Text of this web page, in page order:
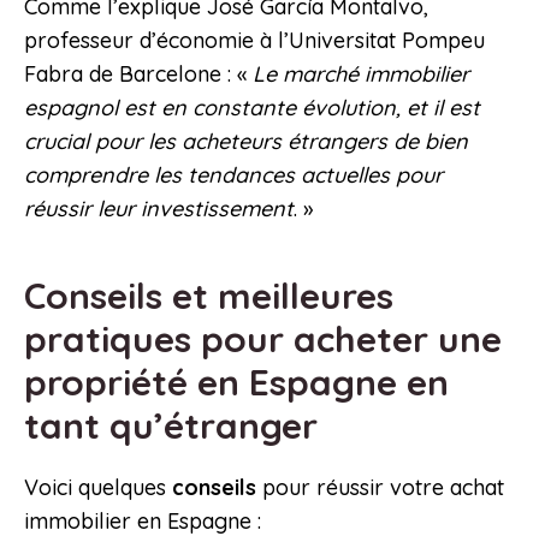
Comme l’explique José García Montalvo,
professeur d’économie à l’Universitat Pompeu
Fabra de Barcelone : « Le marché immobilier
espagnol est en constante évolution, et il est
crucial pour les acheteurs étrangers de bien
comprendre les tendances actuelles pour
réussir leur investissement. »
Conseils et meilleures
pratiques pour acheter une
propriété en Espagne en
tant qu’étranger
Voici quelques conseils pour réussir votre achat
immobilier en Espagne :